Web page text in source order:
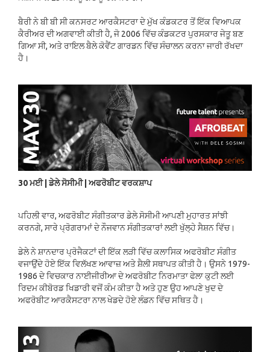
ਬੈਰੀ ਨੇ ਬੀ ਬੀ ਸੀ ਕਨਸਰਟ ਆਰਕੈਸਟਰਾ ਦੇ ਮੁੱਖ ਕੰਡਕਟਰ ਤੋਂ ਇੱਕ ਵਿਆਪਕ
ਕੈਰੀਅਰ ਦੀ ਅਗਵਾਈ ਕੀਤੀ ਹੈ, ਜੋ 2006 ਵਿੱਚ ਕੰਡਕਟਰ ਪੁਰਸਕਾਰ ਜੇਤੂ ਬਣ
ਗਿਆ ਸੀ, ਅਤੇ ਰਾਇਲ ਬੈਲੇ ਕੋਵੈਂਟ ਗਾਰਡਨ ਵਿੱਚ ਸੰਚਾਲਨ ਕਰਨਾ ਜਾਰੀ ਰੱਖਦਾ
ਹੈ।
30 ਮਈ | ਡੇਲੇ ਸੋਸੀਮੀ | ਅਫਰੋਬੀਟ ਵਰਕਸ਼ਾਪ
ਪਹਿਲੀ ਵਾਰ, ਅਫਰੋਬੀਟ ਸੰਗੀਤਕਾਰ ਡੇਲੇ ਸੋਸੀਮੀ ਆਪਣੀ ਮੁਹਾਰਤ ਸਾਂਝੀ
ਕਰਨਗੇ, ਸਾਰੇ ਪ੍ਰੋਗਰਾਮਾਂ ਦੇ ਨੌਜਵਾਨ ਸੰਗੀਤਕਾਰਾਂ ਲਈ ਖੁੱਲ੍ਹੇ ਸੈਸ਼ਨ ਵਿੱਚ।
ਡੇਲੇ ਨੇ ਸ਼ਾਨਦਾਰ ਪ੍ਰੋਜੈਕਟਾਂ ਦੀ ਇੱਕ ਲੜੀ ਵਿੱਚ ਕਲਾਸਿਕ ਅਫਰੋਬੀਟ ਸੰਗੀਤ
ਵਜਾਉਂਦੇ ਹੋਏ ਇੱਕ ਵਿਲੱਖਣ ਆਵਾਜ਼ ਅਤੇ ਸ਼ੈਲੀ ਸਥਾਪਤ ਕੀਤੀ ਹੈ। ਉਸਨੇ 1979-
1986 ਦੇ ਵਿਚਕਾਰ ਨਾਈਜੀਰੀਆ ਦੇ ਅਫਰੋਬੀਟ ਨਿਰਮਾਤਾ ਫੇਲਾ ਕੁਟੀ ਲਈ
ਰਿਦਮ ਕੀਬੋਰਡ ਖਿਡਾਰੀ ਵਜੋਂ ਕੰਮ ਕੀਤਾ ਹੈ ਅਤੇ ਹੁਣ ਉਹ ਆਪਣੇ ਖੁਦ ਦੇ
ਅਫਰੋਬੀਟ ਆਰਕੈਸਟਰਾ ਨਾਲ ਖੇਡਦੇ ਹੋਏ ਲੰਡਨ ਵਿੱਚ ਸਥਿਤ ਹੈ।